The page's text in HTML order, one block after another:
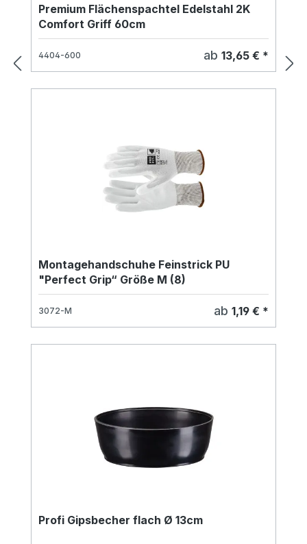
Premium Flächenspachtel Edelstahl 2K
Comfort Griff 60cm
4404-600 ab 13,65 € *
Montagehandschuhe Feinstrick PU
"Perfect Grip“ Größe M (8)
3072-M ab 1,19 € *
Profi Gipsbecher flach Ø 13cm